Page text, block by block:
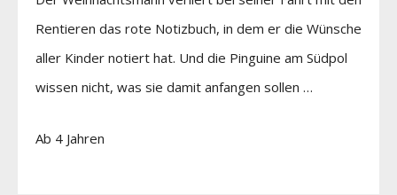
Rentieren das rote Notizbuch, in dem er die Wünsche
aller Kinder notiert hat. Und die Pinguine am Südpol
wissen nicht, was sie damit anfangen sollen …
Ab 4 Jahren